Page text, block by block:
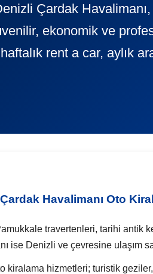
Çardak
ekonomik ve
haftalık rent a car, aylık
Havalimanı Oto
travertenleri, tarihi antik
ise Denizli ve çevresine ulaşım
kiralama hizmetleri; turistik